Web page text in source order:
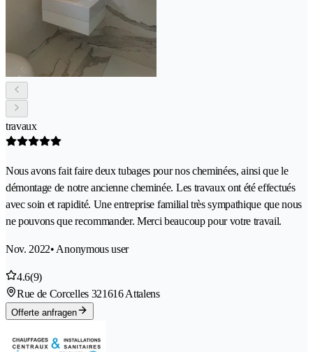
travaux
Nous avons fait faire deux tubages pour nos cheminées, ainsi que le
démontage de notre ancienne cheminée. Les travaux ont été effectués
avec soin et rapidité. Une entreprise familial très sympathique que nous
ne pouvons que recommander. Merci beaucoup pour votre travail.
Nov. 2022• Anonymous user
4.6(9)
Rue de Corcelles 321616 Attalens
Offerte anfragen